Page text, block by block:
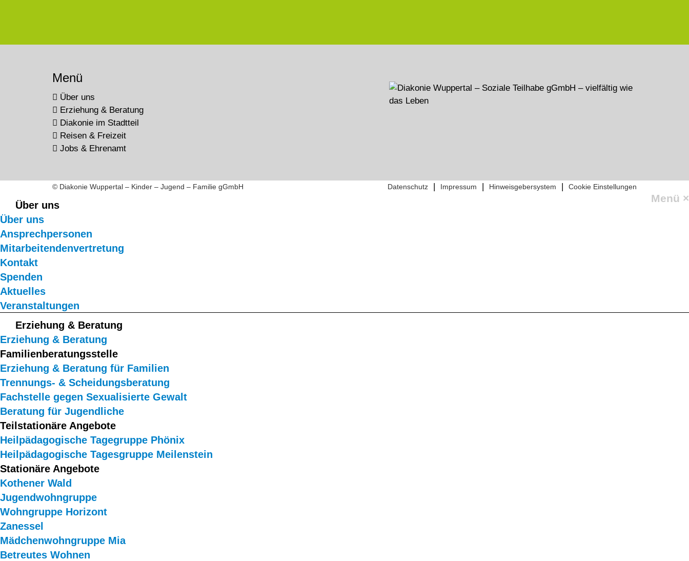
Menü
Über uns
Erziehung & Beratung
Diakonie im Stadtteil
Reisen & Freizeit
Jobs & Ehrenamt
© Diakonie Wuppertal – Kinder – Jugend – Familie gGmbH Datenschutz | Impressum | Hinweisgebersystem | Cookie Einstellungen
Menü ×
Über uns
Über uns
Ansprechpersonen
Mitarbeitendenvertretung
Kontakt
Spenden
Aktuelles
Veranstaltungen
Erziehung & Beratung
Erziehung & Beratung
Familienberatungsstelle
Erziehung & Beratung für Familien
Trennungs- & Scheidungsberatung
Fachstelle gegen Sexualisierte Gewalt
Beratung für Jugendliche
Teilstationäre Angebote
Heilpädagogische Tagegruppe Phönix
Heilpädagogische Tagesgruppe Meilenstein
Stationäre Angebote
Kothener Wald
Jugendwohngruppe
Wohngruppe Horizont
Zanessel
Mädchenwohngruppe Mia
Betreutes Wohnen